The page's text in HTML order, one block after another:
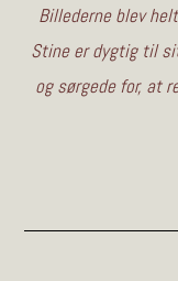
Billederne blev
Stine er dygtig til
og sørgede for, at